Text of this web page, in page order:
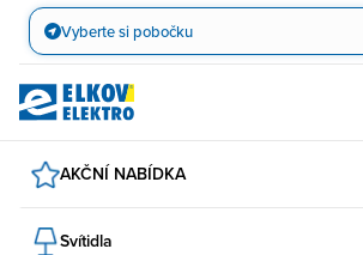
Přejít
obsah
Vyberte si pobočku
AKČNÍ NABÍDKA
Svítidla